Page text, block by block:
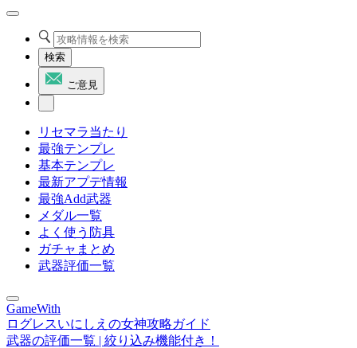
検索
ご意見
リセマラ当たり
最強テンプレ
基本テンプレ
最新アプデ情報
最強Add武器
メダル一覧
よく使う防具
ガチャまとめ
武器評価一覧
GameWith
ログレスいにしえの女神攻略ガイド
武器の評価一覧 | 絞り込み機能付き！